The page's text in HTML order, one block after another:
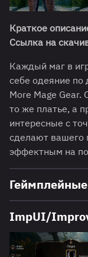
Краткое
Ссылка на
Каждый маг в
себе одеяние
More Mage Gear.
то же платье, а
интересные с
сделают вашего
эффектным на
Геймплейные
ImpUI/